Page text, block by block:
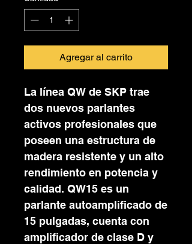
Agregar al carrito
La línea QW de SKP trae
dos nuevos parlantes
activos profesionales que
poseen una estructura de
madera resistente y un alto
rendimiento en potencia y
calidad. QW15 es un
parlante autoamplificado de
15 pulgadas, cuenta con
amplificador de clase D y